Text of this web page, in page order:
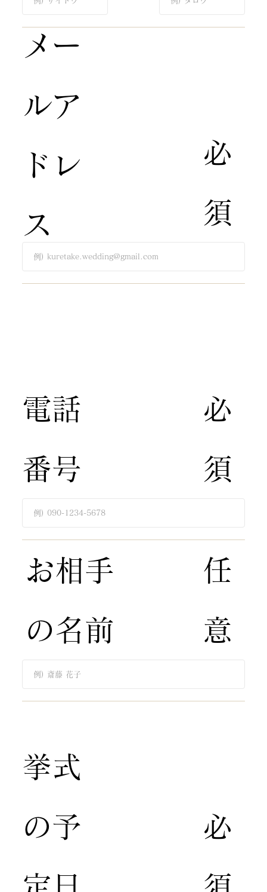
​必
須​
​必
須​
​必
須​
​メー
ルア
ドレ
ス
​電話
番号
​挙式
の予
定日
​お相手
の名前
​任
意